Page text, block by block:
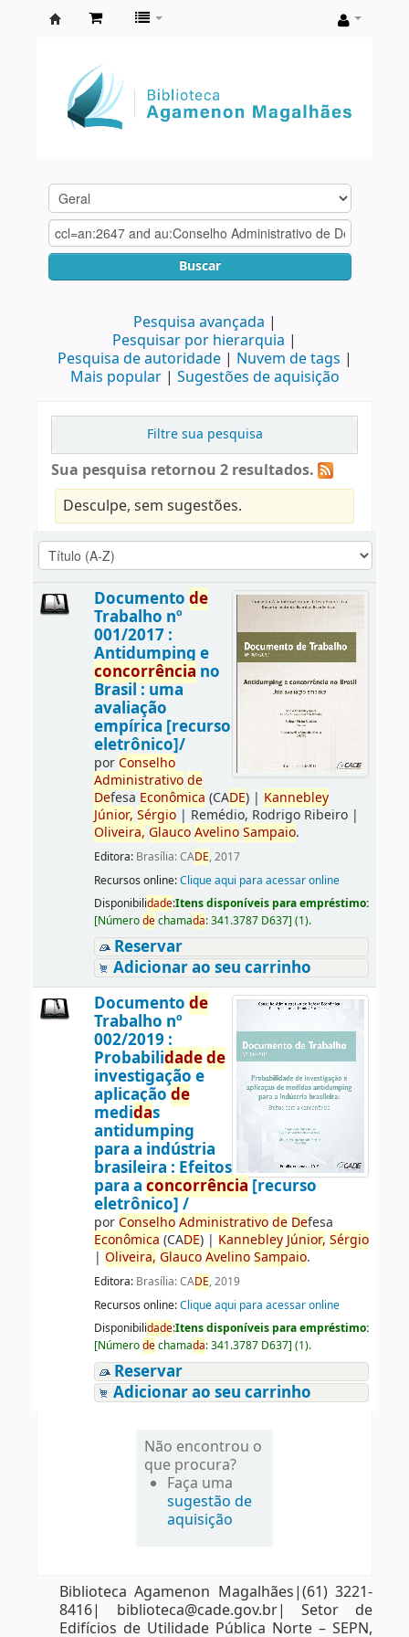
Agamenon
Magalhães
Buscar
Pesquisa avançada
Pesquisar por hierarquia
Pesquisa de autoridade
Nuvem de tags
Mais popular
Sugestões de aquisição
Filtre sua pesquisa
Sua pesquisa retornou 2 resultados.
Desculpe, sem sugestões.
Documento de
Trabalho nº
001/2017 :
Antidumping e
concorrência no
Brasil : uma
avaliação
empírica [recurso
eletrônico]/
porConselho
Administrativo de
Defesa Econômica (CADE)| Kannebley
Júnior, Sérgio| Remédio, Rodrigo Ribeiro|
Oliveira, Glauco Avelino Sampaio.
Editora: Brasília: CADE, 2017
Recursos online:Clique aqui para acessar online
Disponibilidade:Itens disponíveis para empréstimo:
[Númerodechamada:341.3787 D637] (1).
Reservar
Adicionar ao seu carrinho
Documento de
Trabalho nº
002/2019 :
Probabilidadede
investigação e
aplicação de
medidas
antidumping
para a indústria
brasileira : Efeitos
para a concorrência [recurso
eletrônico] /
porConselho Administrativo de Defesa
Econômica (CADE)| Kannebley Júnior, Sérgio
| Oliveira, Glauco Avelino Sampaio.
Editora: Brasília: CADE, 2019
Recursos online:Clique aqui para acessar online
Disponibilidade:Itens disponíveis para empréstimo:
[Númerodechamada:341.3787 D637] (1).
Reservar
Adicionar ao seu carrinho
Não encontrou o
que procura?
Faça uma
sugestão de
aquisição
Biblioteca Agamenon Magalhães|(61) 3221-
8416| biblioteca@cade.gov.br| Setor de
Edifícios de Utilidade Pública Norte – SEPN,